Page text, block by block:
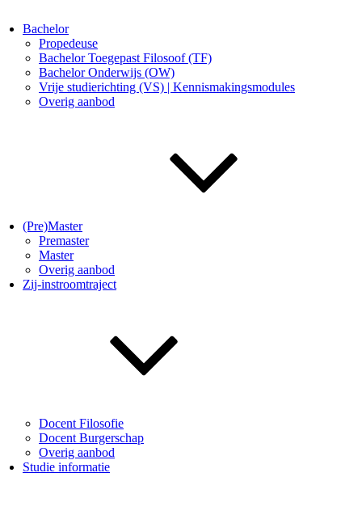
Bachelor
Propedeuse
Bachelor Toegepast Filosoof (TF)
Bachelor Onderwijs (OW)
Vrije studierichting (VS) | Kennismakingsmodules
Overig aanbod
(Pre)Master
Premaster
Master
Overig aanbod
Zij-instroomtraject
Docent Filosofie
Docent Burgerschap
Overig aanbod
Studie informatie